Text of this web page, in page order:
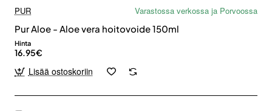
PUR
Varastossa verkossa ja Porvoossa
Pur Aloe - Aloe vera hoitovoide 150ml
Hinta
16.95€
Lisää ostoskoriin